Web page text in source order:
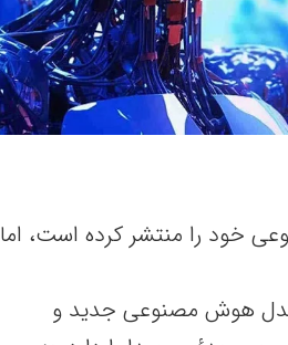
خود را منتشر کرده است، اما
مدل هوش مصنوعی جدید و